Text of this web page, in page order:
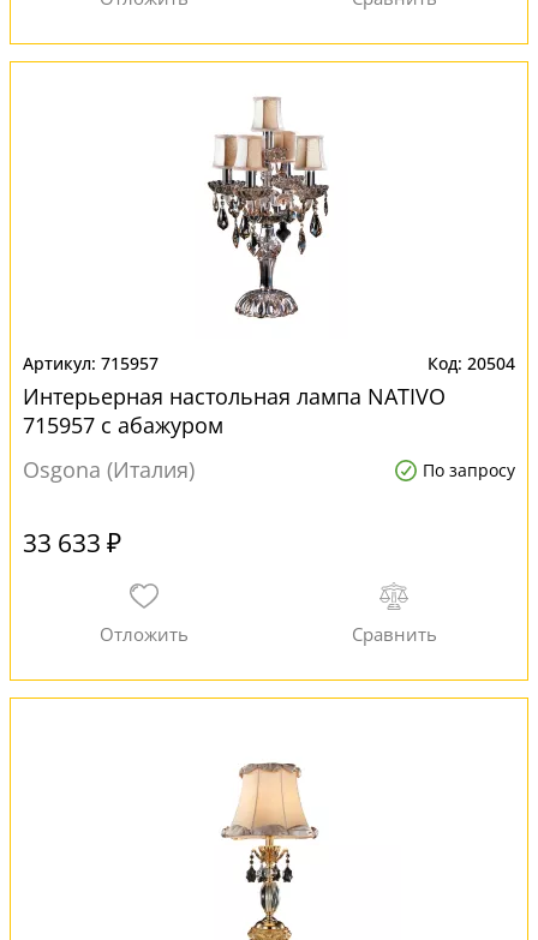
715957 20504
Интерьерная настольная лампа NATIVO
715957 с абажуром
Osgona (Италия)
По запросу
33 633 ₽